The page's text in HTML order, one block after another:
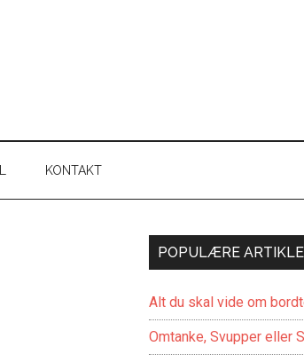
KONTAKT
POPULÆRE
Alt du skal vide om
Omtanke, Svupper eller